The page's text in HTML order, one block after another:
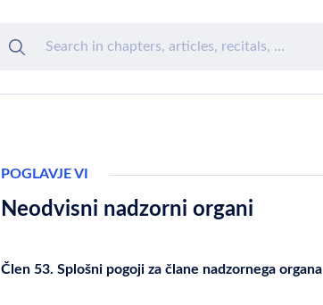
POGLAVJE VI
Neodvisni nadzorni organi
Člen 53. Splošni pogoji za člane nadzornega organa